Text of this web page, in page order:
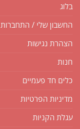
בלוג
החשבון שלי / התחברות
הצהרת נגישות
חנות
כלים חד פעמיים
מדיניות הפרטיות
עגלת הקניות